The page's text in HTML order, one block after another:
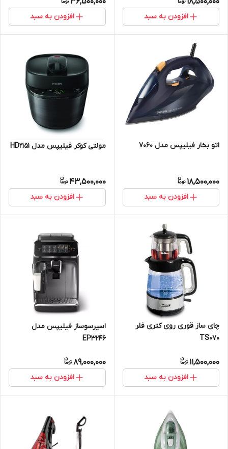
افزودن به سبد افزودن به سبد
اتو بخار فیلیپس مدل 7060
18,500,000
افزودن به سبد
مولتی کوکر فیلیپس مدل HD2151
43,500,000
افزودن به سبد
چای ساز قوری روی کتری فلر
TS070
11,500,000
افزودن به سبد
اسپرسوساز فیلیپس مدل
EP3246
89,000,000
افزودن به سبد